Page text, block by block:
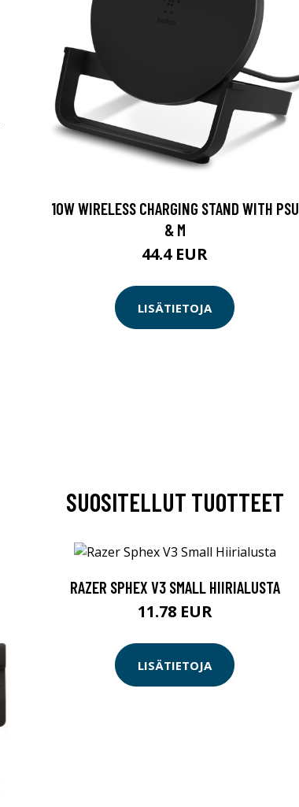
10W WIRELESS CHARGING STAND WITH PSU
& M
44.4 EUR
LISÄTIETOJA
SUOSITELLUT TUOTTEET
RAZER SPHEX V3 SMALL HIIRIALUSTA
11.78 EUR
LISÄTIETOJA